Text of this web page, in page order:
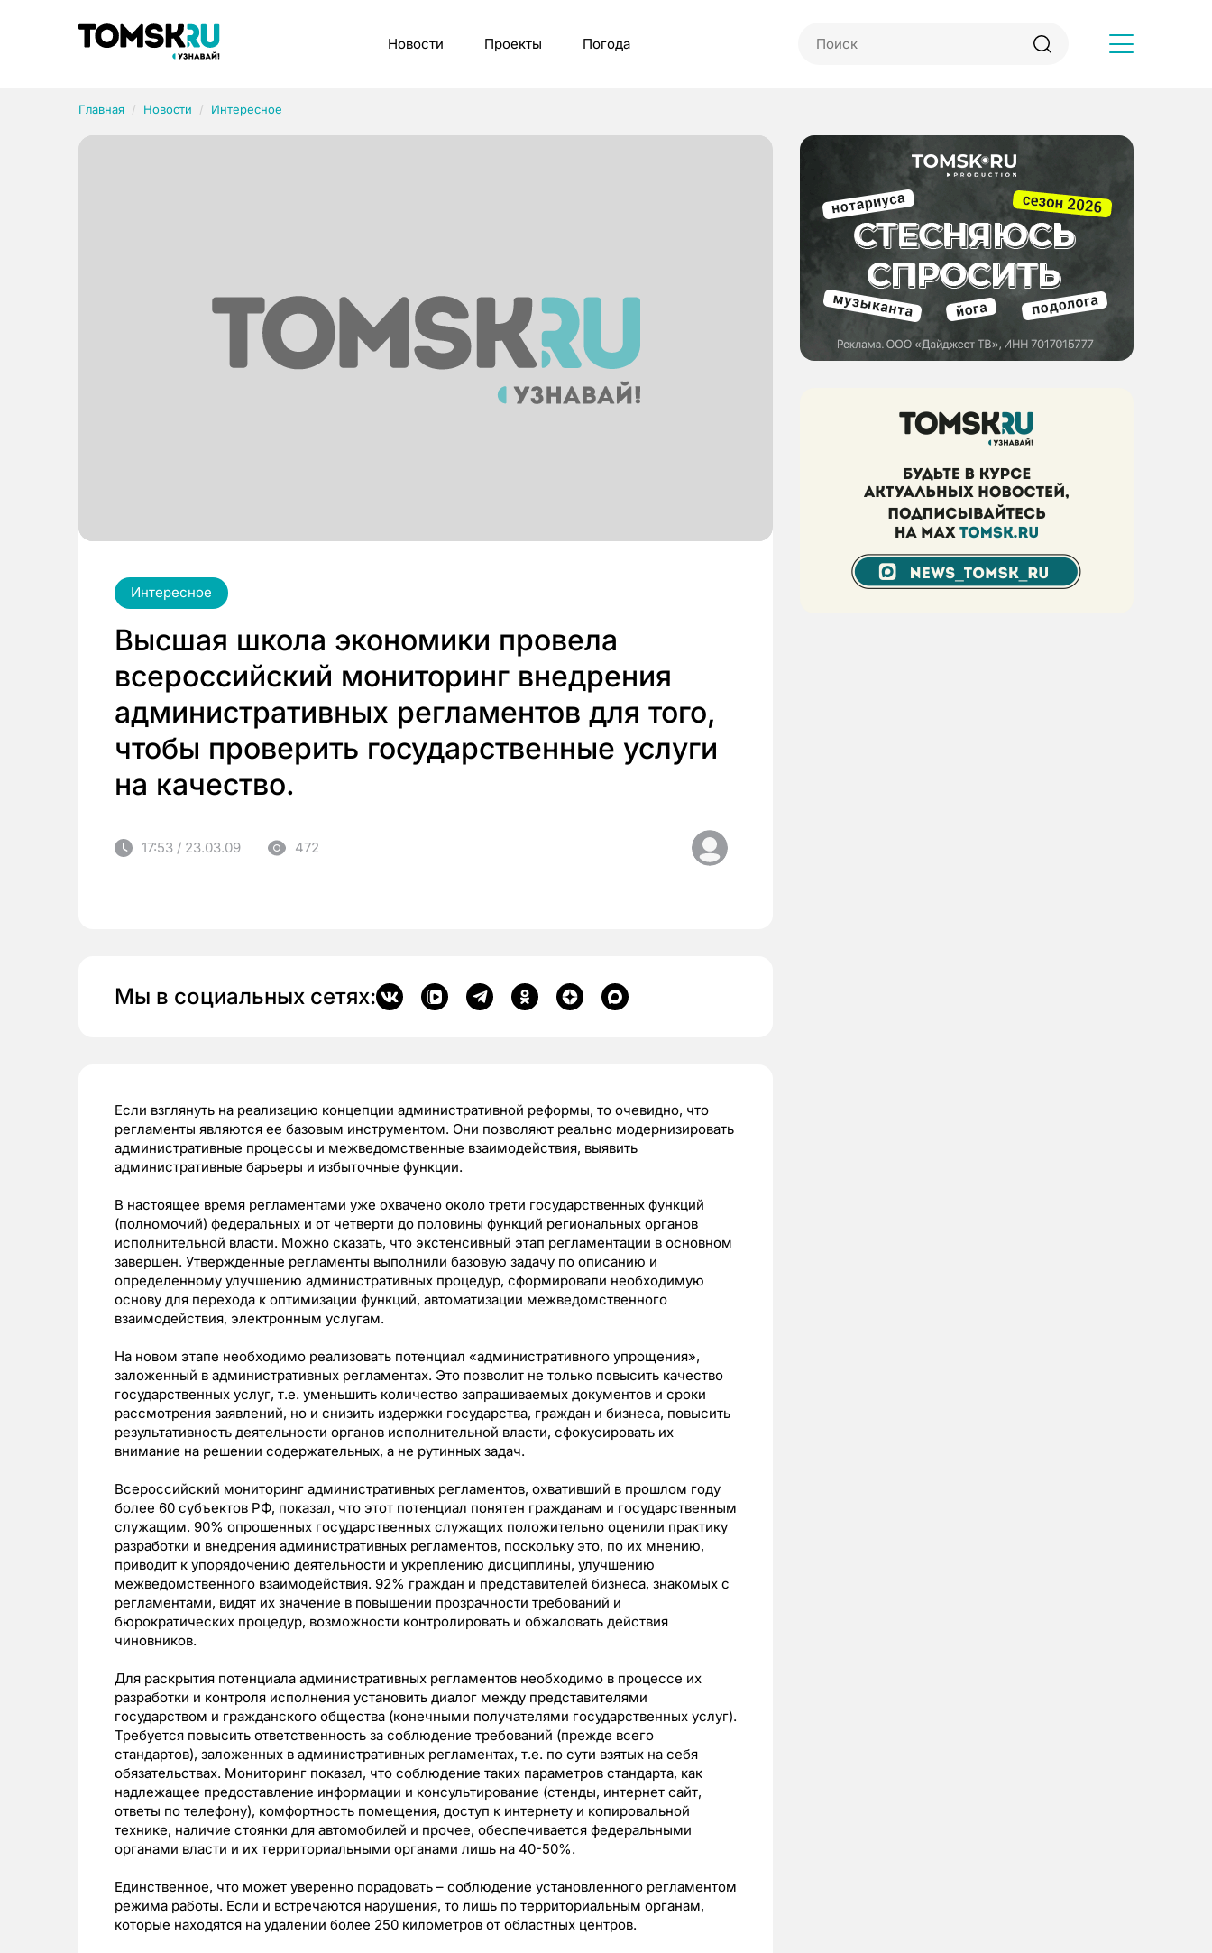
Новости Проекты Погода
Главная Новости Интересное
Интересное
Высшая школа экономики провела
всероссийский мониторинг внедрения
административных регламентов для того,
чтобы проверить государственные услуги
на качество.
17:53 / 23.03.09 472
Мы в социальных сетях:
Если взглянуть на реализацию концепции административной реформы, то очевидно, что
регламенты являются ее базовым инструментом. Они позволяют реально модернизировать
административные процессы и межведомственные взаимодействия, выявить
административные барьеры и избыточные функции.
В настоящее время регламентами уже охвачено около трети государственных функций
(полномочий) федеральных и от четверти до половины функций региональных органов
исполнительной власти. Можно сказать, что экстенсивный этап регламентации в основном
завершен. Утвержденные регламенты выполнили базовую задачу по описанию и
определенному улучшению административных процедур, сформировали необходимую
основу для перехода к оптимизации функций, автоматизации межведомственного
взаимодействия, электронным услугам.
На новом этапе необходимо реализовать потенциал «административного упрощения»,
заложенный в административных регламентах. Это позволит не только повысить качество
государственных услуг, т.е. уменьшить количество запрашиваемых документов и сроки
рассмотрения заявлений, но и снизить издержки государства, граждан и бизнеса, повысить
результативность деятельности органов исполнительной власти, сфокусировать их
внимание на решении содержательных, а не рутинных задач.
Всероссийский мониторинг административных регламентов, охвативший в прошлом году
более 60 субъектов РФ, показал, что этот потенциал понятен гражданам и государственным
служащим. 90% опрошенных государственных служащих положительно оценили практику
разработки и внедрения административных регламентов, поскольку это, по их мнению,
приводит к упорядочению деятельности и укреплению дисциплины, улучшению
межведомственного взаимодействия. 92% граждан и представителей бизнеса, знакомых с
регламентами, видят их значение в повышении прозрачности требований и
бюрократических процедур, возможности контролировать и обжаловать действия
чиновников.
Для раскрытия потенциала административных регламентов необходимо в процессе их
разработки и контроля исполнения установить диалог между представителями
государством и гражданского общества (конечными получателями государственных услуг).
Требуется повысить ответственность за соблюдение требований (прежде всего
стандартов), заложенных в административных регламентах, т.е. по сути взятых на себя
обязательствах. Мониторинг показал, что соблюдение таких параметров стандарта, как
надлежащее предоставление информации и консультирование (стенды, интернет сайт,
ответы по телефону), комфортность помещения, доступ к интернету и копировальной
технике, наличие стоянки для автомобилей и прочее, обеспечивается федеральными
органами власти и их территориальными органами лишь на 40-50%.
Единственное, что может уверенно порадовать – соблюдение установленного регламентом
режима работы. Если и встречаются нарушения, то лишь по территориальным органам,
которые находятся на удалении более 250 километров от областных центров.
Рубрики